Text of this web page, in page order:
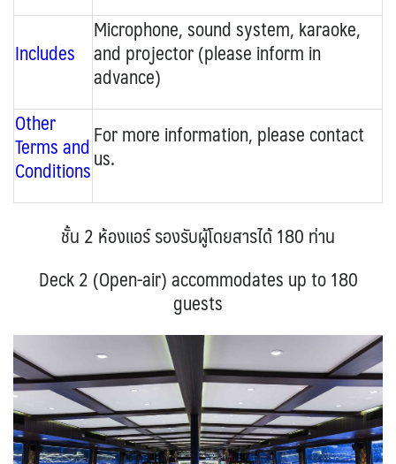
Includes
Microphone, sound system, karaoke,
and projector (please inform in
advance)
Other
Terms and
Conditions
For more information, please contact
us.
ชั้น 2 ห้องแอร์ รองรับผู้โดยสารได้ 180 ท่าน
Deck 2 (Open-air) accommodates up to 180
guests